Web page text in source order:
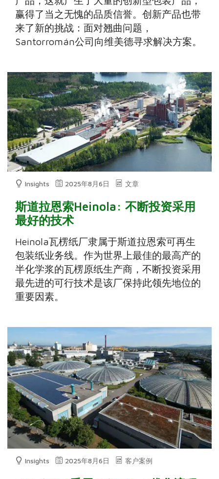
赢得了当之无愧的品质信誉。创新产品也带
来了新的挑战：面对翘曲问题，
Santorromán公司向维美德寻求解决方案。
Insights 2025年8月6日 文章
斯道拉恩索Heinola: 不断投资采用
最好的技术
Heinola瓦楞纸厂隶属于斯道拉恩索可再生
包装纸业务线。作为世界上最佳的最高产的
半化学浆的瓦楞原纸生产商，不断投资采用
最先进的可行技术是该厂保持此领先地位的
重要因素。
Insights 2025年8月6日 客户案例